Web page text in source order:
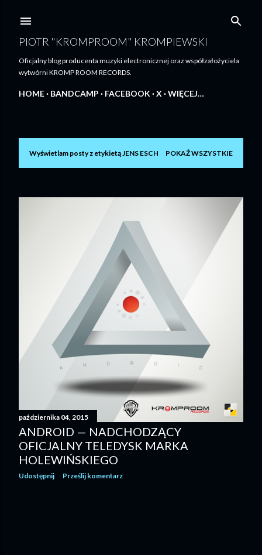
PIOTR "KROMPROOM" KROMPIEWSKI
Oficjalny blog producenta muzyki electronicznej oraz współzałożyciela
wytwórni KROMP ROOM RECORDS.
HOME BANDCAMP FACEBOOK X WIĘCEJ…
PWyświetlam posty z etykietąJENS ESCH POKAŻ WSZYSTKIE
października 04, 2015
ANDROID — NADCHODZĄCY
OFICJALNY TELEDYSK MARKA
HOLEWIŃSKIEGO
Udostępnij Prześlij komentarz